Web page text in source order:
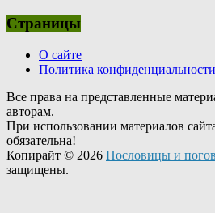
Страницы
О сайте
Политика
Все права на представленные
авторам.
При использовании материалов
обязательна!
Копирайт © 2026 Пословицы и
защищены.